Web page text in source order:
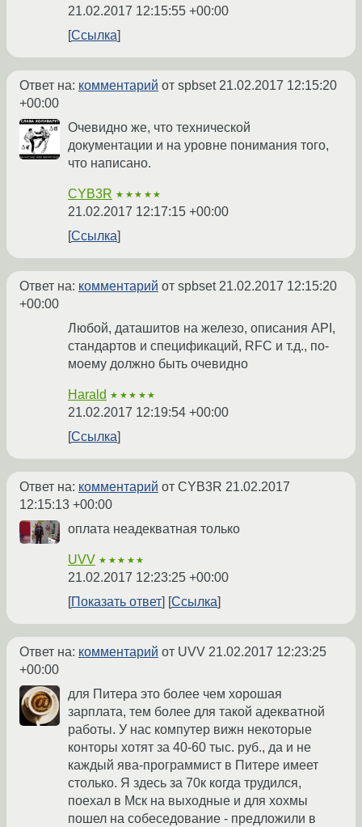
21.02.2017 12:15:55 +00:00
Ссылка
Ответ на: комментарий от spbset21.02.2017 12:15:20
+00:00
Очевидно же, что технической
документации и на уровне понимания того,
что написано.
CYB3R ★★★★★
21.02.2017 12:17:15 +00:00
Ссылка
Ответ на: комментарий от spbset21.02.2017 12:15:20
+00:00
Любой, даташитов на железо, описания API,
стандартов и спецификаций, RFC и т.д., по-
моему должно быть очевидно
Harald ★★★★★
21.02.2017 12:19:54 +00:00
Ссылка
Ответ на: комментарий от CYB3R 21.02.2017
12:15:13 +00:00
оплата неадекватная только
UVV ★★★★★
21.02.2017 12:23:25 +00:00
Показать ответ
Ссылка
Ответ на: комментарий от UVV 21.02.2017 12:23:25
+00:00
для Питера это более чем хорошая
зарплата, тем более для такой адекватной
работы. У нас компутер вижн некоторые
конторы хотят за 40-60 тыс. руб., да и не
каждый ява-программист в Питере имеет
столько. Я здесь за 70к когда трудился,
поехал в Мск на выходные и для хохмы
пошел на собеседование - предложили в